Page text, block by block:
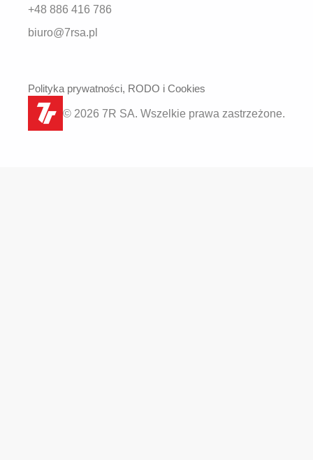
+48 886 416 786
biuro@7rsa.pl
© 2026 7R SA. Wszelkie prawa zastrzeżone.
Polityka prywatności, RODO i Cookies